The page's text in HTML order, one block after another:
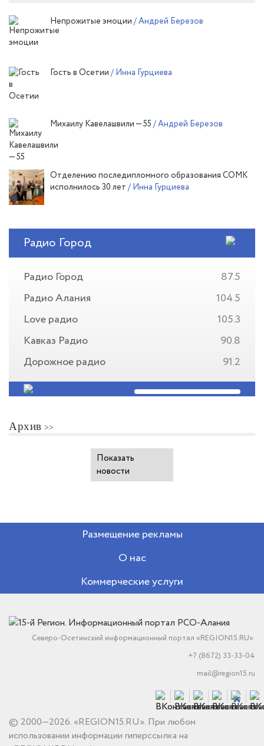
Непрожитые эмоции / Андрей Березов
Гость в Осетии / Инна Гурциева
Михаилу Кавелашвили — 55 / Андрей Березов
Отделению последипломного образования СОМК
исполнилось 30 лет / Инна Гурциева
Радио Город
Радио Город
87.5
Радио Алания
104.5
Love радио
105.3
Кавказ Радио
90.8
Дорожное радио
91.2
Архив
Показать
новости
Размещение рекламы
О нас
Коммерческие услуги
Северо-Осетинский информационный портал «REGION15.RU».
+7 (8672) 33-33-04
mail@region15.ru
© 2000—2026. «REGION15.RU». При любом
использовании информации гиперссылка на